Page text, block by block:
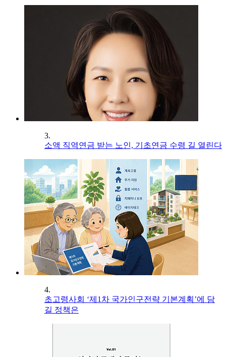
3.
소액 직역연금 받는 노인, 기초연금 수령 길 열린다
4.
초고령사회 ‘제1차 국가인구전략 기본계획’에 담
길 정책은